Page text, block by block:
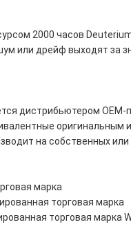
2000 часов
или дрейф выходят за
дистрибьютером OEM-
оригинальным
на собственных или
марка
торговая марка
торговая марка